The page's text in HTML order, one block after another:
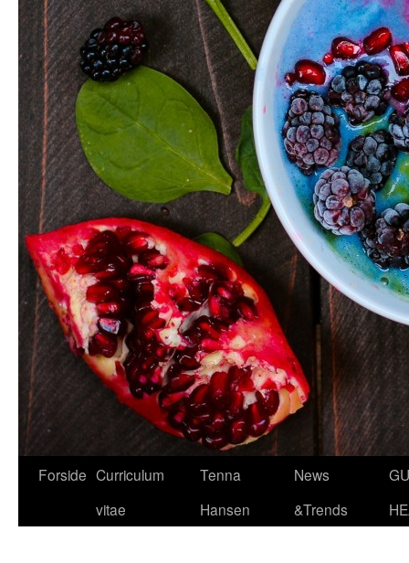
Hop
Forside Curriculum
vitae
Tenna
Hansen
News
&Trends